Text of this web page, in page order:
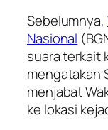
Sebelumnya,
Nasional
suara terkait
mengatakan
menjabat
ke lokasi